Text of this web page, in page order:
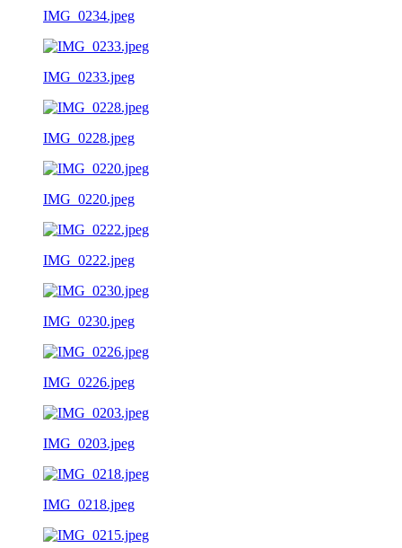
IMG_0234.jpeg
IMG_0233.jpeg
IMG_0228.jpeg
IMG_0220.jpeg
IMG_0222.jpeg
IMG_0230.jpeg
IMG_0226.jpeg
IMG_0203.jpeg
IMG_0218.jpeg